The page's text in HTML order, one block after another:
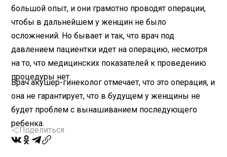
большой опыт, и они грамотно проводят операции,
чтобы в дальнейшем у женщин не было
осложнений. Но бывает и так, что врач под
давлением пациентки идет на операцию, несмотря
на то, что медицинских показателей к проведению
процедуры нет.
Врач акушер-гинеколог отмечает, что это операция, и
она не гарантирует, что в будущем у женщины не
будет проблем с вынашиванием последующего
ребенка.
Поделиться